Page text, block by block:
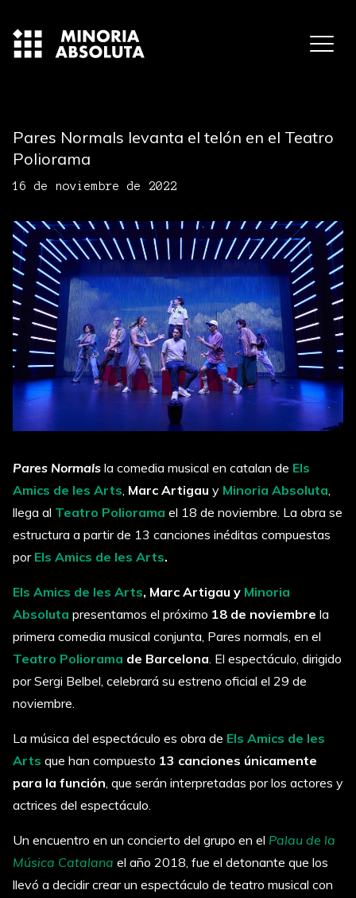
Pares Normals levanta el telón en el Teatro
Poliorama
16 de noviembre de 2022
Pares Normals la comedia musical en catalan de Els
Amics de les Arts, Marc Artigau y Minoria Absoluta,
llega al Teatro Poliorama el 18 de noviembre. La obra se
estructura a partir de 13 canciones inéditas compuestas
por Els Amics de les Arts.
Els Amics de les Arts, Marc Artigau y Minoria
Absoluta presentamos el próximo 18 de noviembre la
primera comedia musical conjunta, Pares normals, en el
Teatro Poliorama de Barcelona. El espectáculo, dirigido
por Sergi Belbel, celebrará su estreno oficial el 29 de
noviembre.
La música del espectáculo es obra de Els Amics de les
Arts que han compuesto 13 canciones únicamente
para la función, que serán interpretadas por los actores y
actrices del espectáculo.
Un encuentro en un concierto del grupo en el Palau de la
Música Catalana el año 2018, fue el detonante que los
llevó a decidir crear un espectáculo de teatro musical con